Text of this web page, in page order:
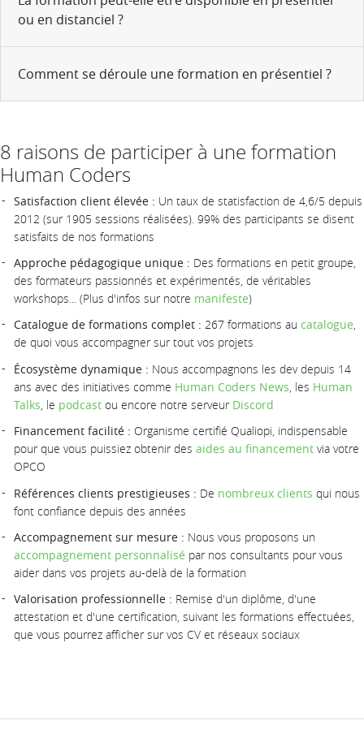
ou en distanciel ?
Comment se déroule une formation en présentiel ?
8 raisons de participer à une formation
Human Coders
Satisfaction client élevée : Un taux de statisfaction de 4,6/5 depuis
2012 (sur 1905 sessions réalisées). 99% des participants se disent
satisfaits de nos formations
Approche pédagogique unique : Des formations en petit groupe,
des formateurs passionnés et expérimentés, de véritables
workshops... (Plus d'infos sur notre manifeste)
Catalogue de formations complet : 267 formations au catalogue,
de quoi vous accompagner sur tout vos projets
Écosystème dynamique : Nous accompagnons les dev depuis 14
ans avec des initiatives comme Human Coders News , les Human
Talks , le podcast ou encore notre serveur Discord
Financement facilité : Organisme certifié Qualiopi, indispensable
pour que vous puissiez obtenir des aides au financement via votre
OPCO
Références clients prestigieuses : De nombreux clients qui nous
font confiance depuis des années
Accompagnement sur mesure : Nous vous proposons un
accompagnement personnalisé par nos consultants pour vous
aider dans vos projets au-delà de la formation
Valorisation professionnelle : Remise d'un diplôme, d'une
attestation et d'une certification, suivant les formations effectuées,
que vous pourrez afficher sur vos CV et réseaux sociaux